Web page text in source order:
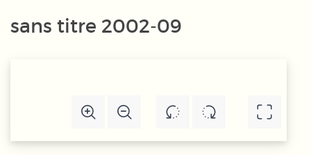
sans titre 2002-09